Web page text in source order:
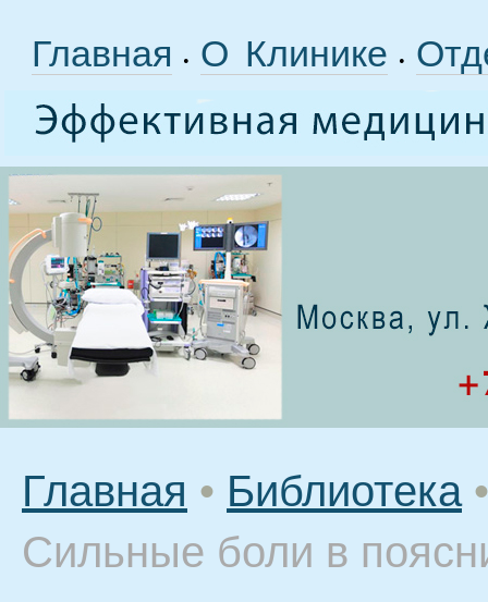
Главная • О Клинике •
Главная • Библиотека •
Сильные боли в